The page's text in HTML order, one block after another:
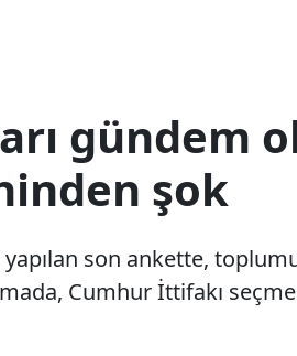
gündem
şok
yapılan son ankette,
Cumhur İttifakı